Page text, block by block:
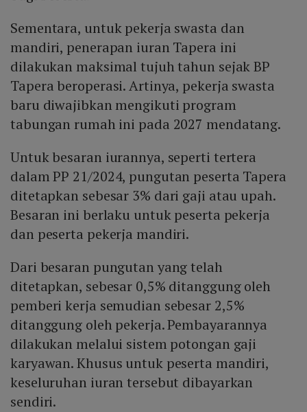
Sementara, untuk pekerja swasta dan
mandiri, penerapan iuran Tapera ini
dilakukan maksimal tujuh tahun sejak BP
Tapera beroperasi. Artinya, pekerja swasta
baru diwajibkan mengikuti program
tabungan rumah ini pada 2027 mendatang.
Untuk besaran iurannya, seperti tertera
dalam PP 21/2024, pungutan peserta Tapera
ditetapkan sebesar 3% dari gaji atau upah.
Besaran ini berlaku untuk peserta pekerja
dan peserta pekerja mandiri.
Dari besaran pungutan yang telah
ditetapkan, sebesar 0,5% ditanggung oleh
pemberi kerja semudian sebesar 2,5%
ditanggung oleh pekerja. Pembayarannya
dilakukan melalui sistem potongan gaji
karyawan. Khusus untuk peserta mandiri,
keseluruhan iuran tersebut dibayarkan
sendiri.